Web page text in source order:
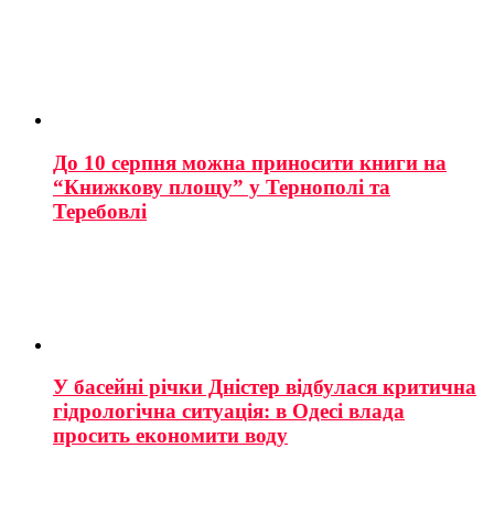
До 10 серпня можна приносити книги на
“Книжкову площу” у Тернополі та
Теребовлі
У басейні річки Дністер відбулася критична
гідрологічна ситуація: в Одесі влада
просить економити воду